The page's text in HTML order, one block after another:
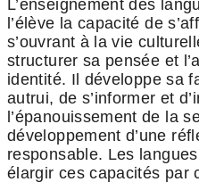
L’enseignement des
l’élève la capacité de
s’ouvrant à la vie
structurer sa pensée et
identité. Il développe sa
autrui, de s’informer et
l’épanouissement de la
développement d’une
responsable. Les
élargir ces capacités par